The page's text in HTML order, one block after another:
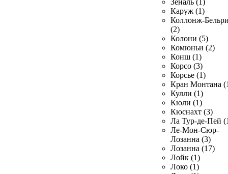
Зеналь (1)
Каруж (1)
Коллонж-
(2)
Колони (5)
Комюньи (2)
Конш (1)
Корсо (3)
Корсье (1)
Кран Монтана
Кулли (1)
Кюли (1)
Кюснахт (3)
Ла Тур-де-Пей
Ле-Мон-Сюр-
Лозанна (3)
Лозанна (17)
Лойк (1)
Локо (1)